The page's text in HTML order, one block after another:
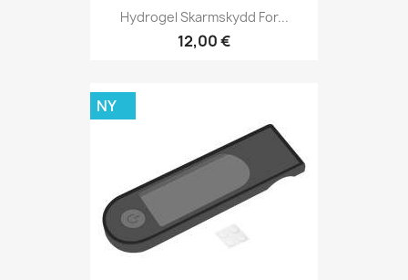
Hydrogel Skarmskydd For...
12,00 €
NY